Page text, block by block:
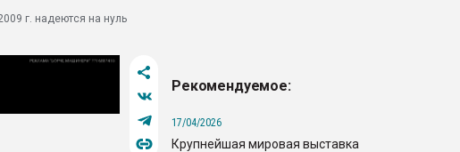
г. надеются на нуль
Рекомендуемое:
17/04/2026
Крупнейшая мировая выставка